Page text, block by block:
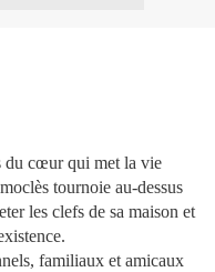
cœur qui met la vie
tournoie au-dessus
les clefs de sa maison et
familiaux et amicaux